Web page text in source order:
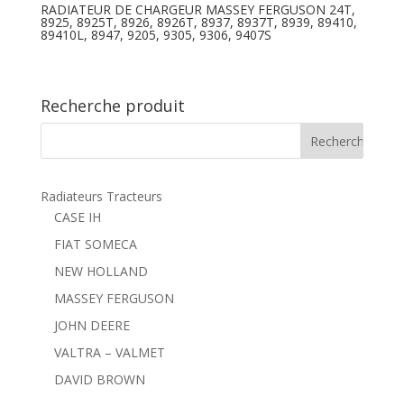
RADIATEUR DE CHARGEUR MASSEY FERGUSON 24T,
8925, 8925T, 8926, 8926T, 8937, 8937T, 8939, 89410,
89410L, 8947, 9205, 9305, 9306, 9407S
Recherche produit
Radiateurs Tracteurs
CASE IH
FIAT SOMECA
NEW HOLLAND
MASSEY FERGUSON
JOHN DEERE
VALTRA – VALMET
DAVID BROWN